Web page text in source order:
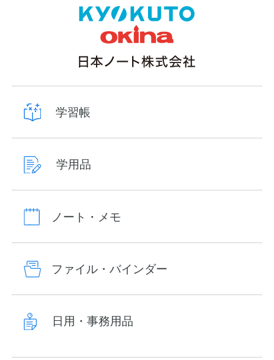
学習帳
学用品
ノート・メモ
ファイル・バインダー
日用・事務用品